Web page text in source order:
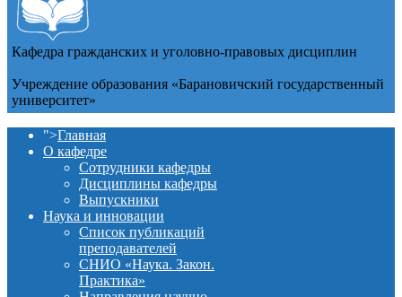
Кафедра гражданских и уголовно-правовых дисциплин
Учреждение образования «Барановичский государственный
университет»
">Главная
О кафедре
Сотрудники кафедры
Дисциплины кафедры
Выпускники
Наука и инновации
Список публикаций
преподавателей
СНИО «Наука. Закон.
Практика»